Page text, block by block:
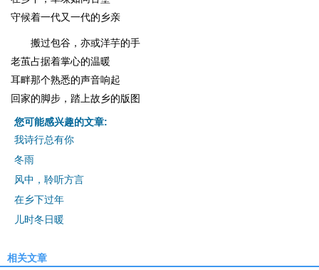
守候着一代又一代的乡亲
搬过包谷，亦或洋芋的手
老茧占据着掌心的温暖
耳畔那个熟悉的声音响起
回家的脚步，踏上故乡的版图
您可能感兴趣的文章:
我诗行总有你
冬雨
风中，聆听方言
在乡下过年
儿时冬日暖
相关文章